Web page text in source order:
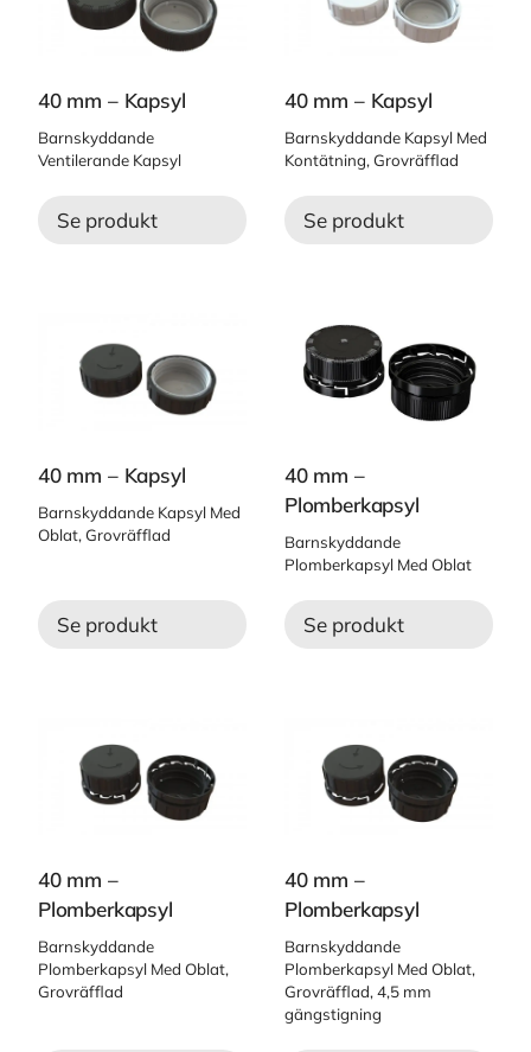
40 mm – Kapsyl
Barnskyddande
Ventilerande Kapsyl
Se produkt
40 mm – Kapsyl
Barnskyddande Kapsyl Med
Kontätning, Grovräfflad
Se produkt
40 mm – Kapsyl
Barnskyddande Kapsyl Med
Oblat, Grovräfflad
Se produkt
40 mm –
Plomberkapsyl
Barnskyddande
Plomberkapsyl Med Oblat
Se produkt
40 mm –
Plomberkapsyl
Barnskyddande
Plomberkapsyl Med Oblat,
Grovräfflad
40 mm –
Plomberkapsyl
Barnskyddande
Plomberkapsyl Med Oblat,
Grovräfflad, 4,5 mm
gängstigning